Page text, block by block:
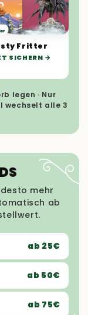
Fritter
SICHERN
legen · Nur
wechselt alle 3
mehr
ab
ab 25€
ab 50€
ab 75€